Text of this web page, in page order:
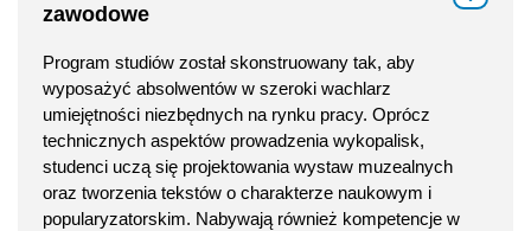
zawodowe
Program studiów został skonstruowany tak, aby
wyposażyć absolwentów w szeroki wachlarz
umiejętności niezbędnych na rynku pracy. Oprócz
technicznych aspektów prowadzenia wykopalisk,
studenci uczą się projektowania wystaw muzealnych
oraz tworzenia tekstów o charakterze naukowym i
popularyzatorskim. Nabywają również kompetencje w